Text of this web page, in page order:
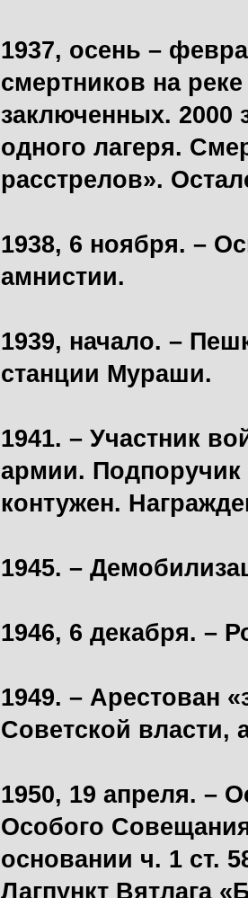
1937, осень –
смертников на
заключенных. 2000
одного лагеря.
расстрелов».
1938, 6 ноября. –
амнистии.
1939, начало. –
станции Мураши.
1941. – Участник
армии.
контужен.
1945. –
1946, 6 декабря. –
1949. – Арестован
Советской власти,
1950, 19 апреля. –
Особого
основании ч. 1 ст.
Лагпункт Вятлага